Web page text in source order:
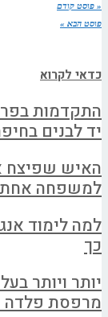
« פוסט קודם
פוסט הבא »
כדאי לקרוא
התקדמות
יד לבנים
האיש שפיצח
למשפחה אחת מעל
למה לימוד
כך
יותר ויותר
מרפסת פלדה